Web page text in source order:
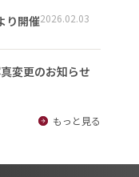
り開催2026.02.03
変更のお知らせ
もっと見る